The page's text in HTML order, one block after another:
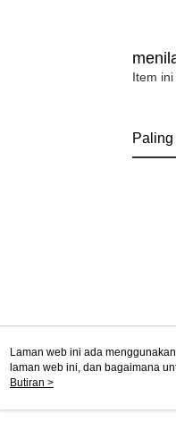
Item
Laman web ini ada
laman web ini, dan bagaimana
komputer anda, sila rujuk
komputer anda. Jika anda tidak
Butiran >